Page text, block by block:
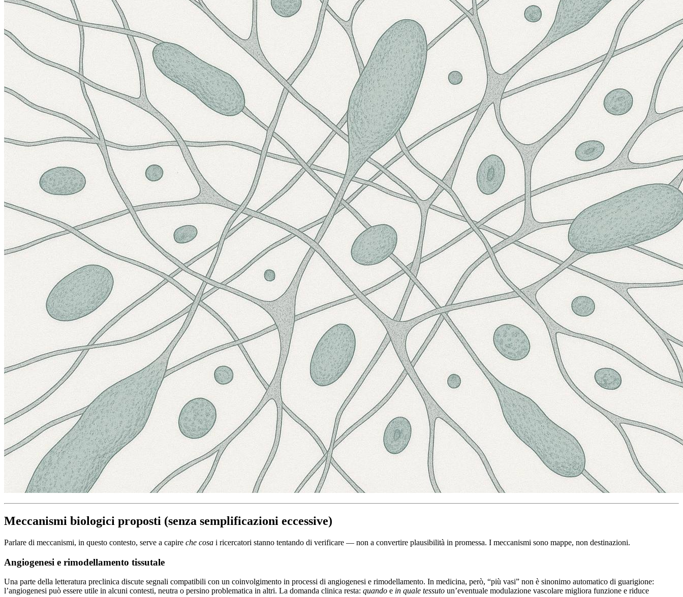
Meccanismi biologici proposti (senza semplificazioni eccessive)
Parlare di meccanismi, in questo contesto, serve a capire che cosa i ricercatori stanno tentando di verificare — non a convertire plausibilità in promessa. I meccanismi sono mappe, non destinazioni.
Angiogenesi e rimodellamento tissutale
Una parte della letteratura preclinica discute segnali compatibili con un coinvolgimento in processi di angiogenesi e rimodellamento. In medicina, però, “più vasi” non è sinonimo automatico di guarigione:
l’angiogenesi può essere utile in alcuni contesti, neutra o persino problematica in altri. La domanda clinica resta: quando e in quale tessuto un’eventuale modulazione vascolare migliora funzione e riduce